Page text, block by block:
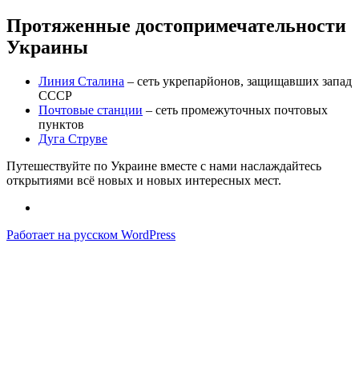
Протяженные достопримечательности
Украины
Линия Сталина – сеть укрепарйонов, защищавших запад
СССР
Почтовые станции – сеть промежуточных почтовых
пунктов
Дуга Струве
Путешествуйте по Украине вместе с нами наслаждайтесь
открытиями всё новых и новых интересных мест.
Работает на русском WordPress